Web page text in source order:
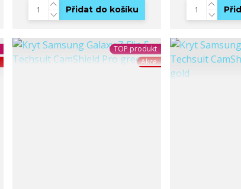
Přidat do košíku
TOP produkt
Akce